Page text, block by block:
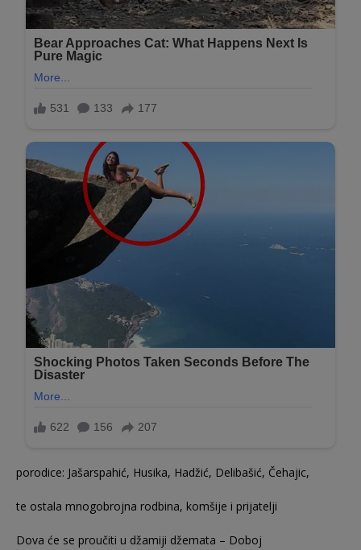
porodice: Jašarspahić, Husika, Hadžić, Delibašić, Čehajic,
te ostala mnogobrojna rodbina, komšije i prijatelji
Dova će se proučiti u džamiji džemata – Doboj